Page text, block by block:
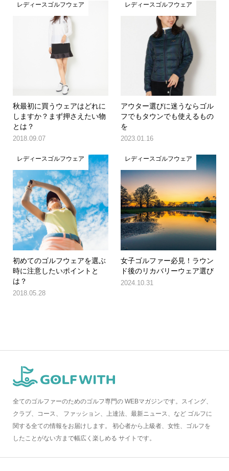
レディースゴルフウェア
秋最初に買うウェアはどれに
しますか？まず押さえたい物
とは？
2018.09.07
レディースゴルフウェア
アウター選びに迷うならゴル
フでもタウンでも使えるもの
を
2023.01.16
レディースゴルフウェア
初めてのゴルフウェアを選ぶ
時に注意したいポイントと
は？
2018.05.28
レディースゴルフウェア
女子ゴルファー必見！ラウン
ド後のリカバリーウェア選び
2024.10.31
全てのゴルファーのためのゴルフ専門の WEBマガジンです。スイング、
クラブ、コース、 ファッション、上達法、最新ニュース、など ゴルフに
関する全ての情報をお届けします。 初心者から上級者、女性、ゴルフを
したことがない方まで幅広く楽しめる サイトです。